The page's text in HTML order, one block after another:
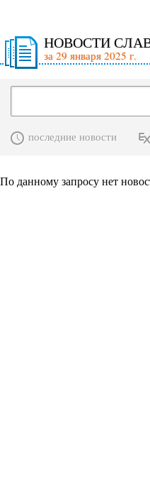
НОВОСТИ
за 29 января 2025 г.
последние новости
По данному запросу нет